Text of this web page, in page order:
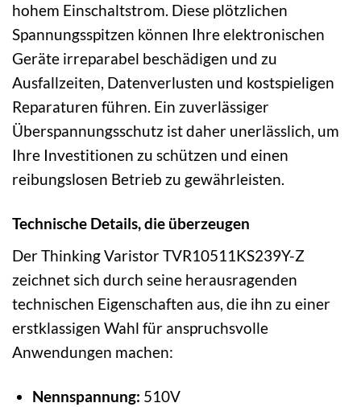
hohem Einschaltstrom. Diese plötzlichen
Spannungsspitzen können Ihre elektronischen
Geräte irreparabel beschädigen und zu
Ausfallzeiten, Datenverlusten und kostspieligen
Reparaturen führen. Ein zuverlässiger
Überspannungsschutz ist daher unerlässlich, um
Ihre Investitionen zu schützen und einen
reibungslosen Betrieb zu gewährleisten.
Technische Details, die überzeugen
Der Thinking Varistor TVR10511KS239Y-Z
zeichnet sich durch seine herausragenden
technischen Eigenschaften aus, die ihn zu einer
erstklassigen Wahl für anspruchsvolle
Anwendungen machen:
Nennspannung: 510V